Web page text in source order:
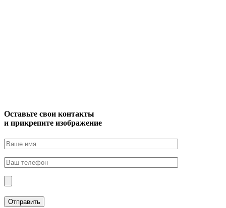
Оставьте свои контакты
и прикрепите изображение